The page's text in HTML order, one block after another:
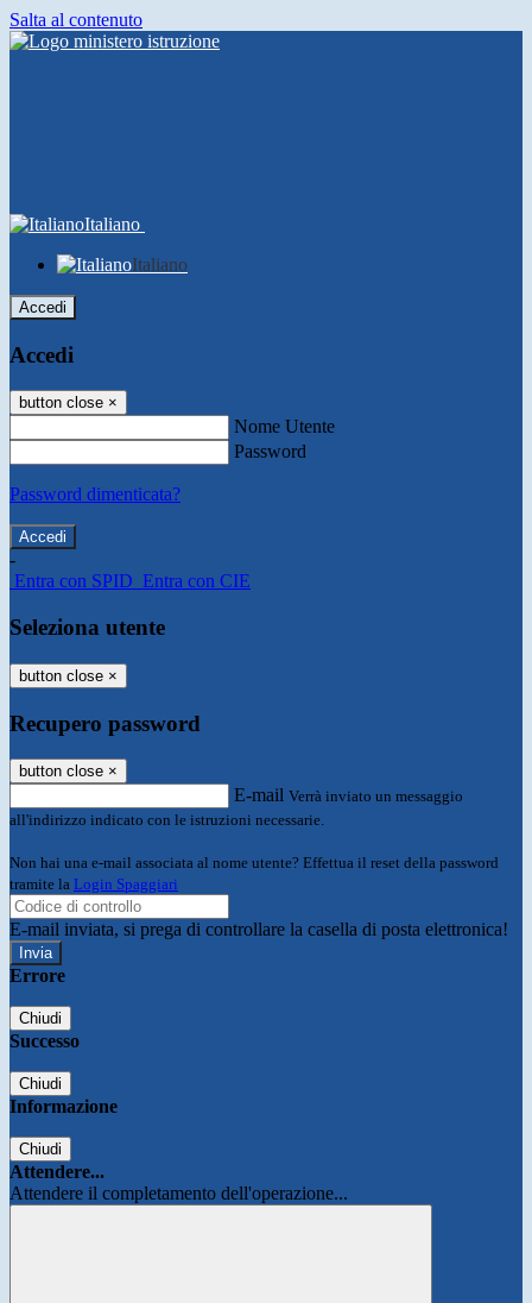
Salta al contenuto
Italiano
Italiano
Accedi
Accedi
button close ×
Nome Utente
Password
Password dimenticata?
-
Entra con SPID Entra con CIE
Seleziona utente
button close ×
Recupero password
button close ×
E-mail Verrà inviato un messaggio
all'indirizzo indicato con le istruzioni necessarie.
Non hai una e-mail associata al nome utente? Effettua il reset della password
tramite la Login Spaggiari
E-mail inviata, si prega di controllare la casella di posta elettronica!
Errore
Chiudi
Successo
Chiudi
Informazione
Chiudi
Attendere...
Attendere il completamento dell'operazione...